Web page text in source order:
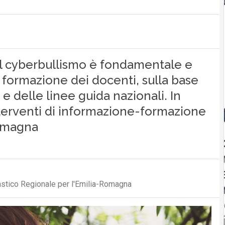
cyberbullismo è fondamentale e
dei docenti, sulla base
delle linee guida nazionali. In
di informazione-formazione
Regionale per l'Emilia-Romagna